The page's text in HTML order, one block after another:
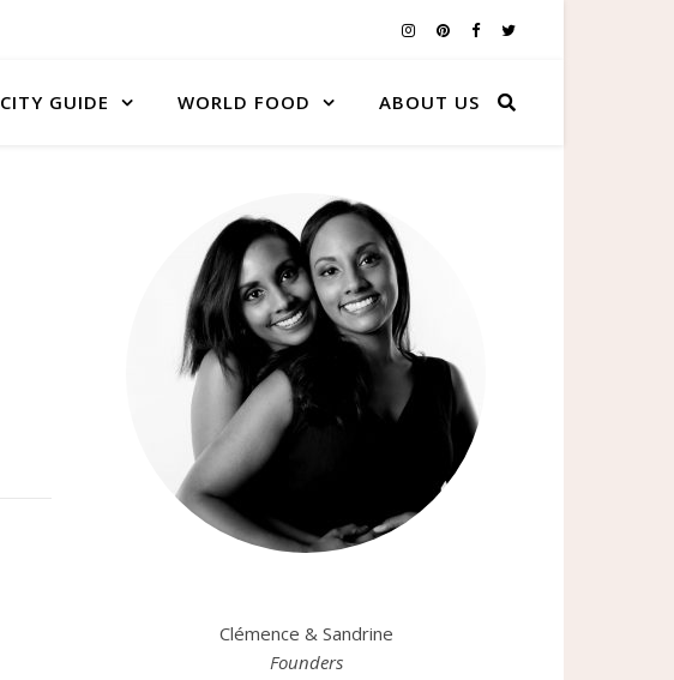
CITY GUIDE WORLD FOOD ABOUT US
Clémence & Sandrine
Founders